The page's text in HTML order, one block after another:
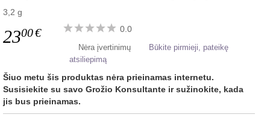
3,2 g
2300€ 0.0
Nėra įvertinimų
Būkite pirmieji, pateikę
atsiliepimą
Šiuo metu šis produktas nėra prieinamas internetu.
Susisiekite su savo Grožio Konsultante ir sužinokite, kada
jis bus prieinamas.